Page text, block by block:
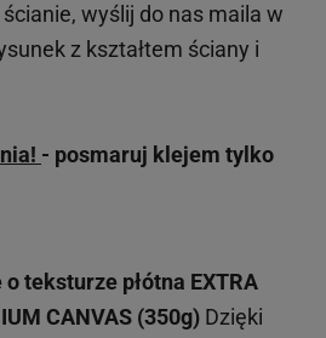
wyślij do nas maila w
z kształtem ściany i
- posmaruj klejem tylko
oteksturze płótna EXTRA
CANVAS (350g) Dzięki